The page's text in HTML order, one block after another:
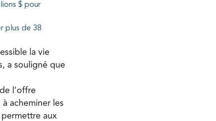
$ pour
plus de 38
la vie
a souligné que
l’offre
acheminer les
aux